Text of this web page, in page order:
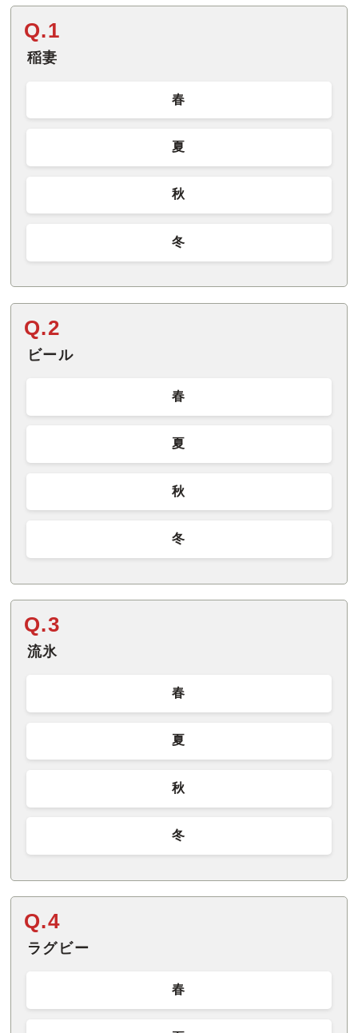
Q.1
稲妻
春
夏
秋
冬
Q.2
ビール
春
夏
秋
冬
Q.3
流氷
春
夏
秋
冬
Q.4
ラグビー
春